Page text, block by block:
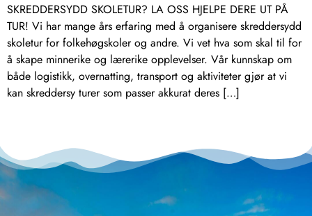
SKREDDERSYDD SKOLETUR? LA OSS HJELPE DERE UT PÅ
TUR! Vi har mange års erfaring med å organisere skreddersydd
skoletur for folkehøgskoler og andre. Vi vet hva som skal til for
å skape minnerike og lærerike opplevelser. Vår kunnskap om
både logistikk, overnatting, transport og aktiviteter gjør at vi
kan skreddersy turer som passer akkurat deres […]